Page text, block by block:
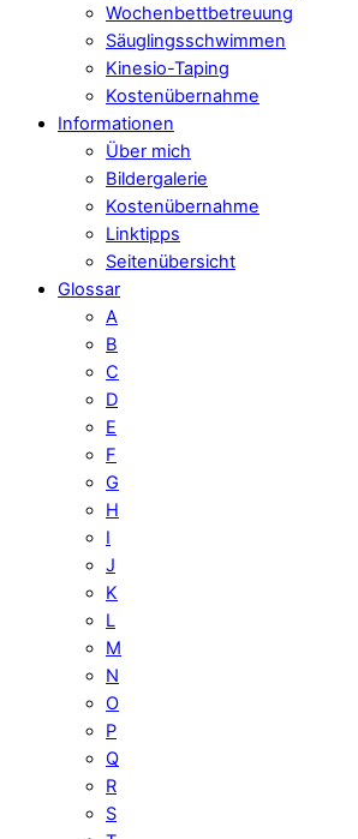
Wochenbettbetreuung
Säuglingsschwimmen
Kinesio-Taping
Kostenübernahme
Informationen
Über mich
Bildergalerie
Kostenübernahme
Linktipps
Seitenübersicht
Glossar
A
B
C
D
E
F
G
H
I
J
K
L
M
N
O
P
Q
R
S